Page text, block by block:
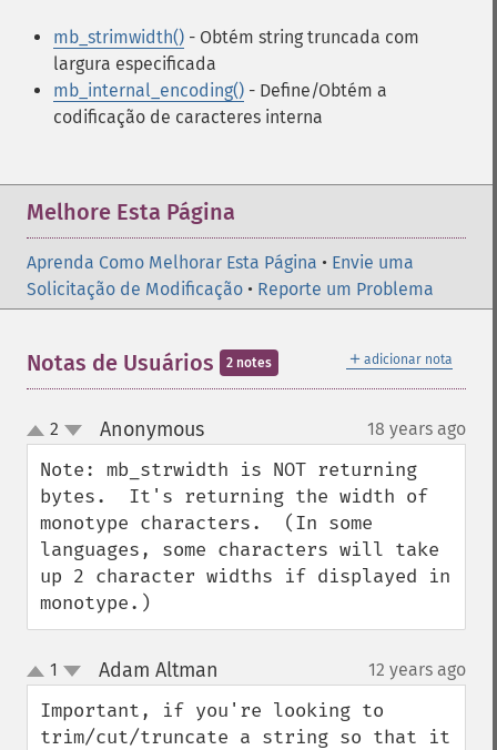
mb_strimwidth() - Obtém string truncada com
largura especificada
mb_internal_encoding() - Define/Obtém a
codificação de caracteres interna
Melhore Esta Página
Aprenda Como Melhorar Esta Página • Envie uma
Solicitação de Modificação • Reporte um Problema
＋ adicionar nota
Notas de Usuários 2 notes
up
down
2 Anonymous¶ 18 years ago
Note: mb_strwidth is NOT returning
bytes.  It's returning the width of
monotype characters.  (In some
languages, some characters will take
up 2 character widths if displayed in
monotype.)
up
down
1 Adam Altman 12 years ago
Important, if you're looking to
trim/cut/truncate a string so that it